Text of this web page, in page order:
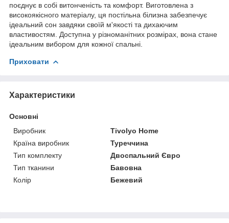
поєднує в собі витонченість та комфорт. Виготовлена з
високоякісного матеріалу, ця постільна білизна забезпечує
ідеальний сон завдяки своїй м'якості та дихаючим
властивостям. Доступна у різноманітних розмірах, вона стане
ідеальним вибором для кожної спальні.
Приховати
Характеристики
Основні
Виробник
Tivolyo Home
Країна виробник
Туреччина
Тип комплекту
Двоспальний Євро
Тип тканини
Бавовна
Колір
Бежевий